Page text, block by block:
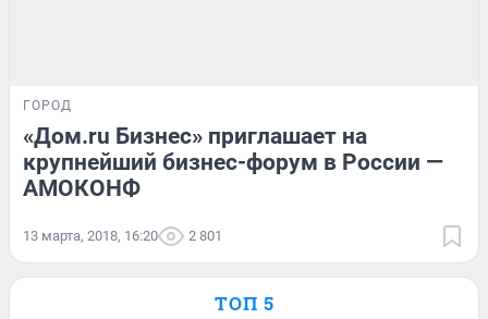
ГОРОД
«Дом.ru Бизнес» приглашает на
крупнейший бизнес-форум в России —
АМОКОНФ
13 марта, 2018, 16:20 2 801
ТОП 5